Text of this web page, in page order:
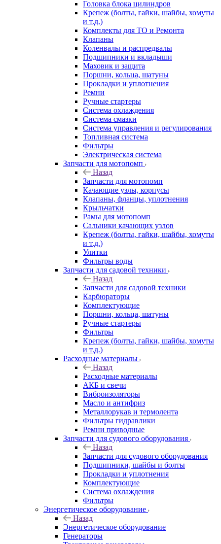
Головка блока цилиндров
Крепеж (болты, гайки, шайбы, хомуты
и т.д.)
Комплекты для ТО и Ремонта
Клапаны
Коленвалы и распредвалы
Подшипники и вкладыши
Маховик и защита
Поршни, кольца, шатуны
Прокладки и уплотнения
Ремни
Ручные стартеры
Система охлаждения
Система смазки
Система управления и регулирования
Топливная система
Фильтры
Электрическая система
Запчасти для мотопомп
Назад
Запчасти для мотопомп
Качающие узлы, корпусы
Клапаны, фланцы, уплотнения
Крыльчатки
Рамы для мотопомп
Сальники качающих узлов
Крепеж (болты, гайки, шайбы, хомуты
и т.д.)
Улитки
Фильтры воды
Запчасти для садовой техники
Назад
Запчасти для садовой техники
Карбюраторы
Комплектующие
Поршни, кольца, шатуны
Ручные стартеры
Фильтры
Крепеж (болты, гайки, шайбы, хомуты
и т.д.)
Расходные материалы
Назад
Расходные материалы
АКБ и свечи
Виброизоляторы
Масло и антифриз
Металлорукав и термолента
Фильтры гидравлики
Ремни приводные
Запчасти для судового оборудования
Назад
Запчасти для судового оборудования
Подшипники, шайбы и болты
Прокладки и уплотнения
Комплектующие
Система охлаждения
Фильтры
Энергетическое оборудование
Назад
Энергетическое оборудование
Генераторы